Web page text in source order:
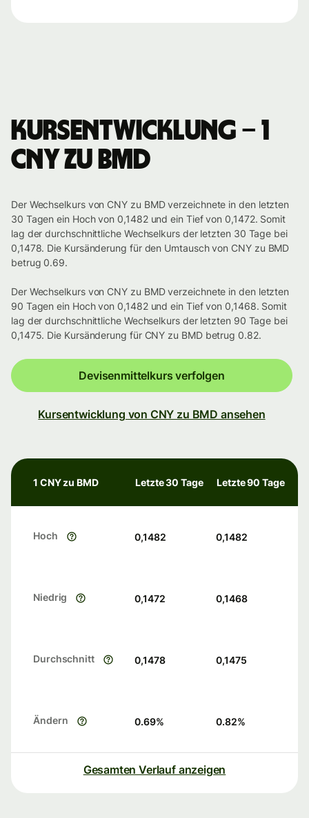
Kursentwicklung – 1
CNY zu BMD
Der Wechselkurs von CNY zu BMD verzeichnete in den letzten
30 Tagen ein Hoch von 0,1482 und ein Tief von 0,1472. Somit
lag der durchschnittliche Wechselkurs der letzten 30 Tage bei
0,1478. Die Kursänderung für den Umtausch von CNY zu BMD
betrug 0.69.
Der Wechselkurs von CNY zu BMD verzeichnete in den letzten
90 Tagen ein Hoch von 0,1482 und ein Tief von 0,1468. Somit
lag der durchschnittliche Wechselkurs der letzten 90 Tage bei
0,1475. Die Kursänderung für CNY zu BMD betrug 0.82.
Devisenmittelkurs verfolgen
Kursentwicklung von CNY zu BMD ansehen
1 CNY zu BMD Letzte 30 Tage Letzte 90 Tage
Hoch 0,1482 0,1482
Niedrig 0,1472 0,1468
Durchschnitt 0,1478 0,1475
Ändern 0.69% 0.82%
Gesamten Verlauf anzeigen